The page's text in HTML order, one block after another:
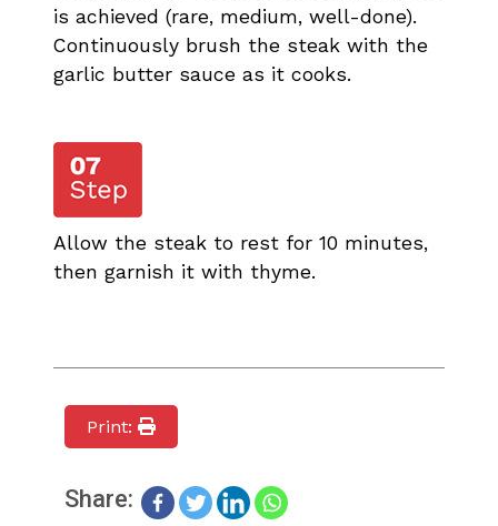
is achieved (rare, medium, well-done).
Continuously brush the steak with the
garlic butter sauce as it cooks.
Allow the steak to rest for 10 minutes,
then garnish it with thyme.
Print:
Share: